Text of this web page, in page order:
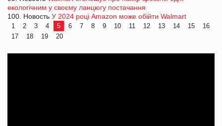
екологічним у своєму ланцюгу постачання
100. Новость У 2024 році Amazon може обійти Walmart
1 2 3 4 5 6 7 8 9 10 11 12 13 14 15
16
17
18 19 20